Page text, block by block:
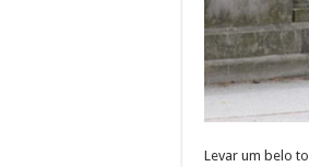
Levar um belo